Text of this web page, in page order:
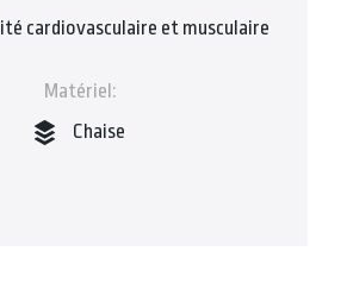
cardiovasculaire et musculaire
Matériel:
Chaise